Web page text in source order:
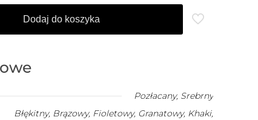
Dodaj do koszyka
Pozłacany, Srebrny
Błękitny, Brązowy, Fioletowy, Granatowy, Khaki,